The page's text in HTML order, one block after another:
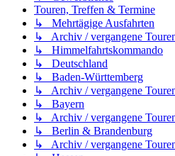
Touren, Treffen & Termine
↳ Mehrtägige Ausfahrten
↳ Archiv / vergangene
↳ Himmelfahrtskommando
↳ Deutschland
↳ Baden-Württemberg
↳ Archiv / vergangene
↳ Bayern
↳ Archiv / vergangene
↳ Berlin & Brandenburg
↳ Archiv / vergangene